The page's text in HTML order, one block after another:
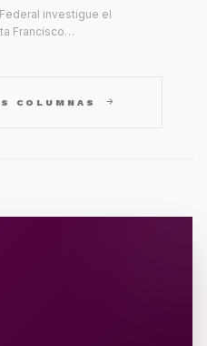
investigue el
Francisco…
COLUMNAS arrow_forward